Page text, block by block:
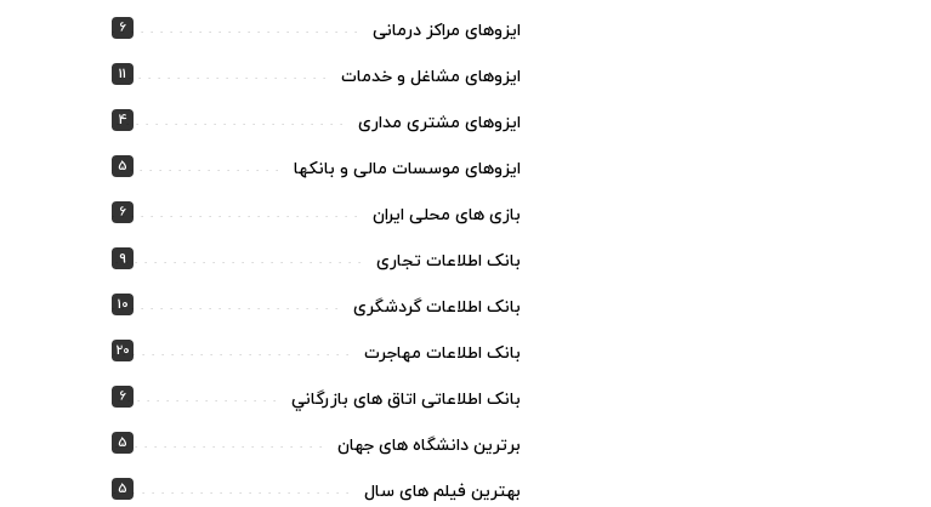
ایزوهای مراکز درمانی 6
ایزوهای مشاغل و خدمات 11
ایزوهای مشتری مداری 4
ایزوهای موسسات مالی و بانکها 5
بازی های محلی ایران 6
بانک اطلاعات تجاری 9
بانک اطلاعات گردشگری 10
بانک اطلاعات مهاجرت 20
بانک اطلاعاتی اتاق های بازرگاني 6
برترین دانشگاه های جهان 5
بهترین فیلم های سال 5